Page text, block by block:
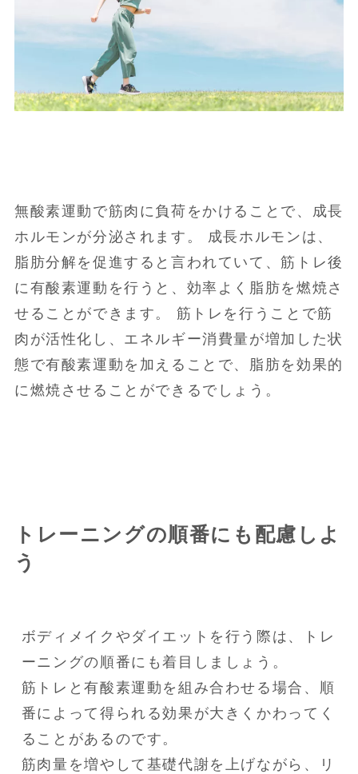
無酸素運動で筋肉に負荷をかけることで、成長
ホルモンが分泌されます。 成長ホルモンは、
脂肪分解を促進すると言われていて、筋トレ後
に有酸素運動を行うと、効率よく脂肪を燃焼さ
せることができます。 筋トレを行うことで筋
肉が活性化し、エネルギー消費量が増加した状
態で有酸素運動を加えることで、脂肪を効果的
に燃焼させることができるでしょう。
トレーニングの順番にも配慮しよ
う
ボディメイクやダイエットを行う際は、トレ
ーニングの順番にも着目しましょう。
筋トレと有酸素運動を組み合わせる場合、順
番によって得られる効果が大きくかわってく
ることがあるのです。
筋肉量を増やして基礎代謝を上げながら、リ